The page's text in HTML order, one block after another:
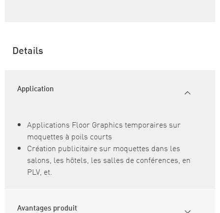
Details
Application
Applications Floor Graphics temporaires sur
moquettes à poils courts
Création publicitaire sur moquettes dans les
salons, les hôtels, les salles de conférences, en
PLV, et.
Avantages produit